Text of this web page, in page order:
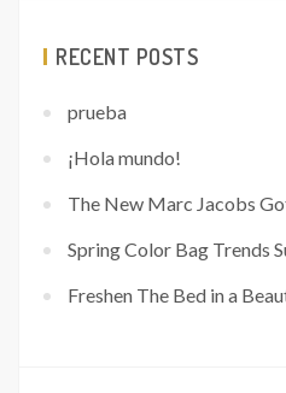
RECENT POSTS
prueba
¡Hola mundo!
The New Marc Jacobs
Spring Color Bag Trends
Freshen The Bed in a